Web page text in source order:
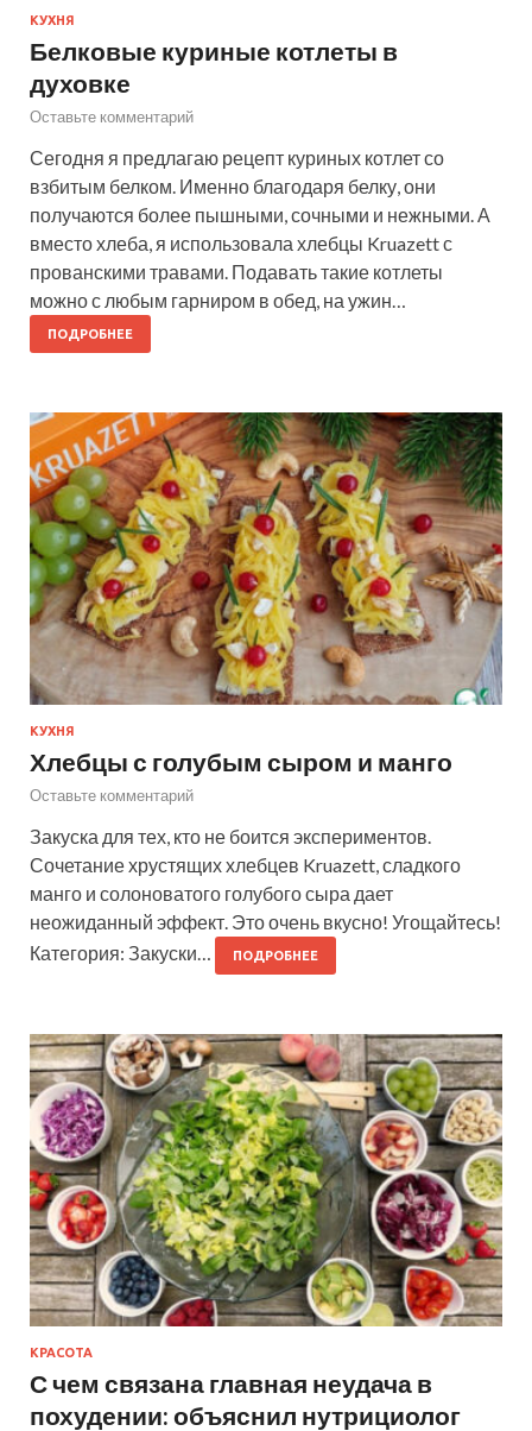
КУХНЯ
Белковые куриные котлеты в
духовке
Оставьте комментарий
Сегодня я предлагаю рецепт куриных котлет со
взбитым белком. Именно благодаря белку, они
получаются более пышными, сочными и нежными. А
вместо хлеба, я использовала хлебцы Kruazett с
прованскими травами. Подавать такие котлеты
можно с любым гарниром в обед, на ужин…
ПОДРОБНЕЕ
КУХНЯ
Хлебцы с голубым сыром и манго
Оставьте комментарий
Закуска для тех, кто не боится экспериментов.
Сочетание хрустящих хлебцев Kruazett, сладкого
манго и солоноватого голубого сыра дает
неожиданный эффект. Это очень вкусно! Угощайтесь!
Категория: Закуски…
ПОДРОБНЕЕ
КРАСОТА
С чем связана главная неудача в
похудении: объяснил нутрициолог